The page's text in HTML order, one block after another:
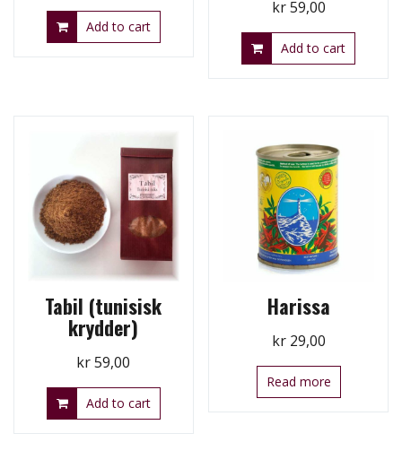
Add to cart
kr59,00
Add to cart
Tabil (tunisisk
krydder)
kr59,00
Add to cart
Harissa
kr29,00
Read more